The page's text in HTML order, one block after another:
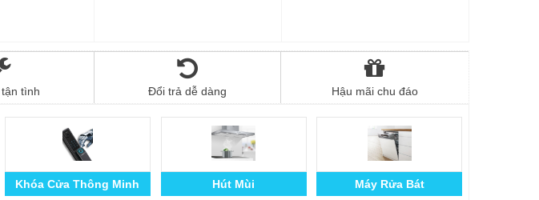
tình Đổi trả dễ dàng Hậu mãi chu đáo
Khóa Cửa Thông Minh Hút Mùi Máy Rửa Bát